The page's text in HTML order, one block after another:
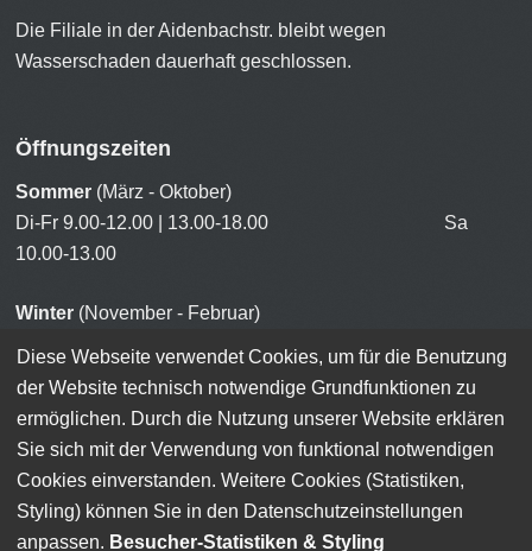
Die Filiale in der Aidenbachstr. bleibt wegen
Wasserschaden dauerhaft geschlossen.
Öffnungszeiten
Sommer (März - Oktober)
Di-Fr 9.00-12.00 | 13.00-18.00 Sa
10.00-13.00
Winter (November - Februar)
© 2026Radldiscount. Anmelden, um die Website zu bearbeiten
Diese Webseite verwendet Cookies, um für die Benutzung
der Website technisch notwendige Grundfunktionen zu
ermöglichen. Durch die Nutzung unserer Website erklären
Sie sich mit der Verwendung von funktional notwendigen
Cookies einverstanden. Weitere Cookies (Statistiken,
Styling) können Sie in den Datenschutzeinstellungen
anpassen. Besucher-Statistiken & Styling